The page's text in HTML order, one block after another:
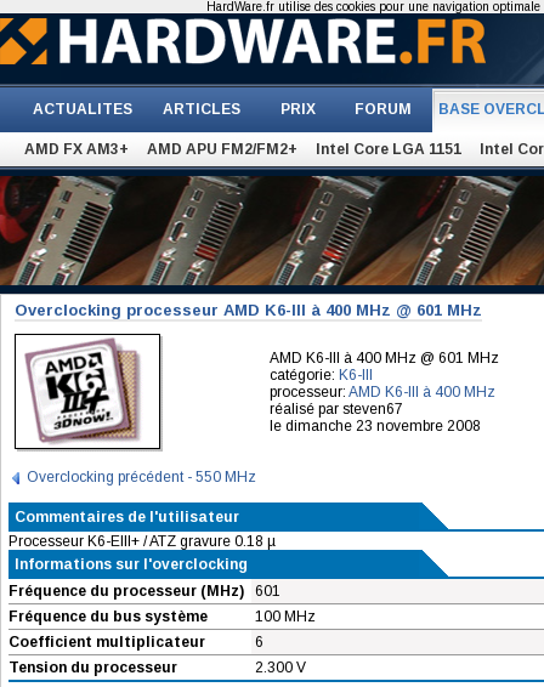
ACTUALITES ARTICLES PRIX FORUM BASE
AMD FX AM3+ AMD APU FM2/FM2+ Intel Core LGA 1151 Intel
Overclocking processeur AMD K6-III à 400 MHz @ 601 MHz
AMD K6-III à 400 MHz @ 601 MHz
catégorie: K6-III
processeur: AMD K6-III à 400 MHz
réalisé par steven67
le dimanche 23 novembre 2008
Overclocking précédent - 550 MHz
Commentaires de l'utilisateur
Processeur K6-EIII+ / ATZ gravure 0.18 µ
Informations sur l'overclocking
Fréquence du processeur (MHz)
601
Fréquence du bus système
100 MHz
Coefficient multiplicateur
6
Tension du processeur
2.300 V
HardWare.fr utilise des cookies pour une navigation